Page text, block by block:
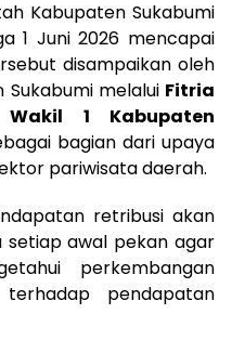
Kabupaten Sukabumi
1 Juni 2026 mencapai
disampaikan oleh
Sukabumi melalui Fitria
1 Kabupaten
bagian dari upaya
pariwisata daerah.
retribusi akan
setiap awal pekan agar
perkembangan
pendapatan